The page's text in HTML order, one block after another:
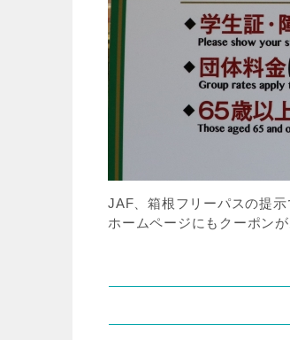
JAF、箱根フリーパスの提示
ホームページにもクーポン